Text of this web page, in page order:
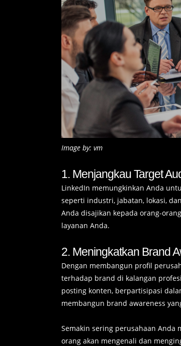
Image by: vm
1. Menjangkau Target
LinkedIn memungkinkan Anda
seperti industri, jabatan, lokasi,
Anda disajikan kepada orang-
layanan Anda.
2. Meningkatkan Brand
Dengan membangun profil
terhadap brand di kalangan
posting konten, berpartisipasi
membangun brand awareness
Semakin sering perusahaan Anda
orang akan mengenali dan